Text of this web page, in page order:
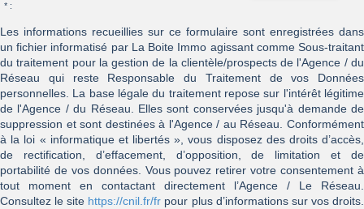
* :
Les informations recueillies sur ce formulaire sont enregistrées dans
un fichier informatisé par La Boite Immo agissant comme Sous-traitant
du traitement pour la gestion de la clientèle/prospects de l'Agence / du
Réseau qui reste Responsable du Traitement de vos Données
personnelles. La base légale du traitement repose sur l'intérêt légitime
de l'Agence / du Réseau. Elles sont conservées jusqu'à demande de
suppression et sont destinées à l'Agence / au Réseau. Conformément
à la loi « informatique et libertés », vous disposez des droits d’accès,
de rectification, d’effacement, d’opposition, de limitation et de
portabilité de vos données. Vous pouvez retirer votre consentement à
tout moment en contactant directement l’Agence / Le Réseau.
Consultez le site https://cnil.fr/fr pour plus d’informations sur vos droits.